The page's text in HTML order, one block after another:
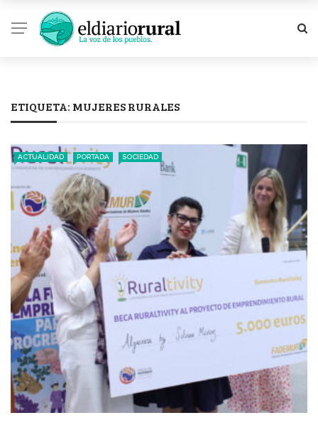
ETIQUETA: MUJERES RURALES
ACTUALIDAD PORTADA SOCIEDAD